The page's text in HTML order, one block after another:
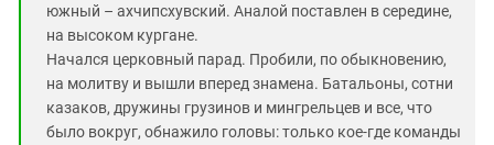
южный – ахчипсхувский. Аналой поставлен в середине,
на высоком кургане.
Начался церковный парад. Пробили, по обыкновению,
на молитву и вышли вперед знамена. Батальоны, сотни
казаков, дружины грузинов и мингрельцев и все, что
было вокруг, обнажило головы: только кое-где команды